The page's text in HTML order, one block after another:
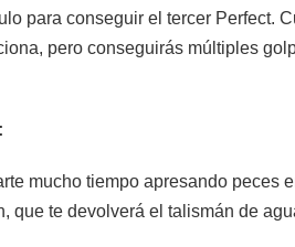
para conseguir el tercer Perfect.
pero conseguirás múltiples
mucho tiempo apresando peces
que te devolverá el talismán de